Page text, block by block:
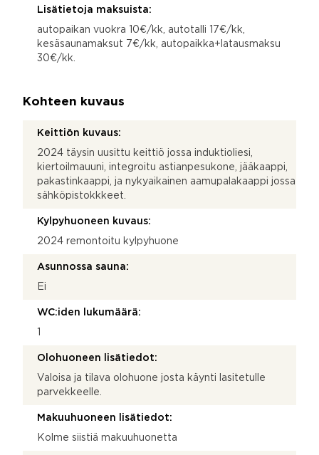
Lisätietoja maksuista:
autopaikan vuokra 10€/kk, autotalli 17€/kk,
kesäsaunamaksut 7€/kk, autopaikka+latausmaksu
30€/kk.
Kohteen kuvaus
Keittiön kuvaus:
2024 täysin uusittu keittiö jossa induktioliesi,
kiertoilmauuni, integroitu astianpesukone, jääkaappi,
pakastinkaappi, ja nykyaikainen aamupalakaappi jossa
sähköpistokkkeet.
Kylpyhuoneen kuvaus:
2024 remontoitu kylpyhuone
Asunnossa sauna:
Ei
WC:iden lukumäärä:
Olohuoneen lisätiedot:
Valoisa ja tilava olohuone josta käynti lasitetulle
parvekkeelle.
Makuuhuoneen lisätiedot:
Kolme siistiä makuuhuonetta